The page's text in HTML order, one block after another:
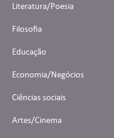
Literatura/Poesia
Filosofia
Educação
Economia/Negócios
Ciências sociais
Artes/Cinema